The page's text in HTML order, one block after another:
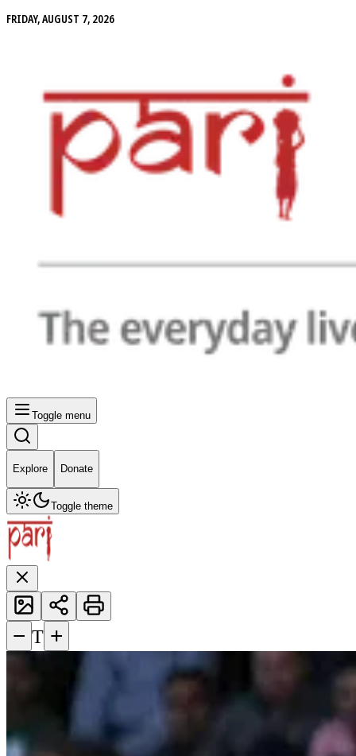
FRIDAY, AUGUST 7, 2026
Toggle menu
Explore Donate
Toggle theme
− T +